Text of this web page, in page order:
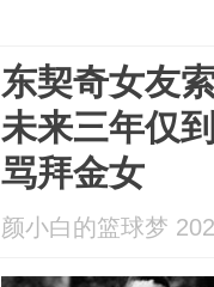
东契奇女友
未来三年仅
骂拜金女
颜小白的篮球梦